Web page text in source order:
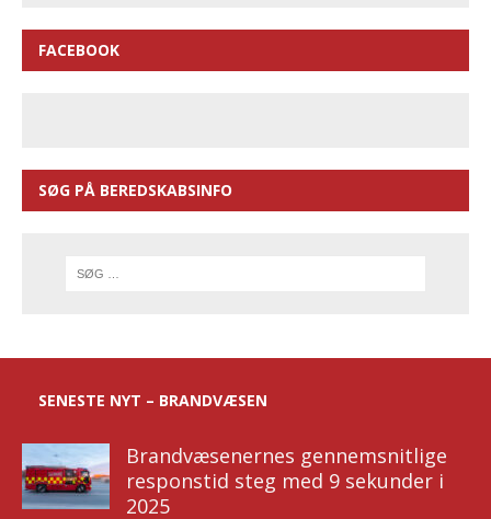
FACEBOOK
SØG PÅ BEREDSKABSINFO
SENESTE NYT – BRANDVÆSEN
Brandvæsenernes gennemsnitlige
responstid steg med 9 sekunder i
2025